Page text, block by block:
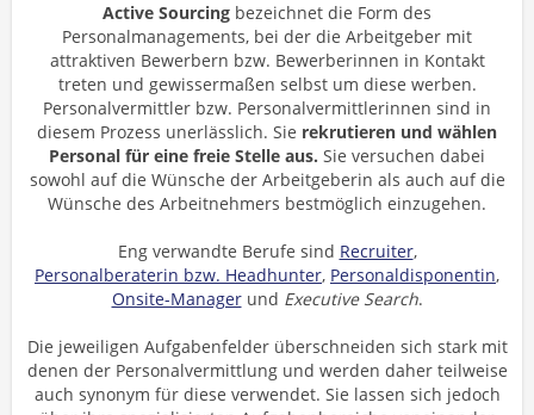
Active Sourcing bezeichnet die Form des
Personalmanagements, bei der die Arbeitgeber mit
attraktiven Bewerbern bzw. Bewerberinnen in Kontakt
treten und gewissermaßen selbst um diese werben.
Personalvermittler bzw. Personalvermittlerinnen sind in
diesem Prozess unerlässlich. Sie rekrutieren und wählen
Personal für eine freie Stelle aus. Sie versuchen dabei
sowohl auf die Wünsche der Arbeitgeberin als auch auf die
Wünsche des Arbeitnehmers bestmöglich einzugehen.
Eng verwandte Berufe sind Recruiter,
Personalberaterin bzw. Headhunter, Personaldisponentin,
Onsite-Managerund Executive Search.
Die jeweiligen Aufgabenfelder überschneiden sich stark mit
denen der Personalvermittlung und werden daher teilweise
auch synonym für diese verwendet. Sie lassen sich jedoch